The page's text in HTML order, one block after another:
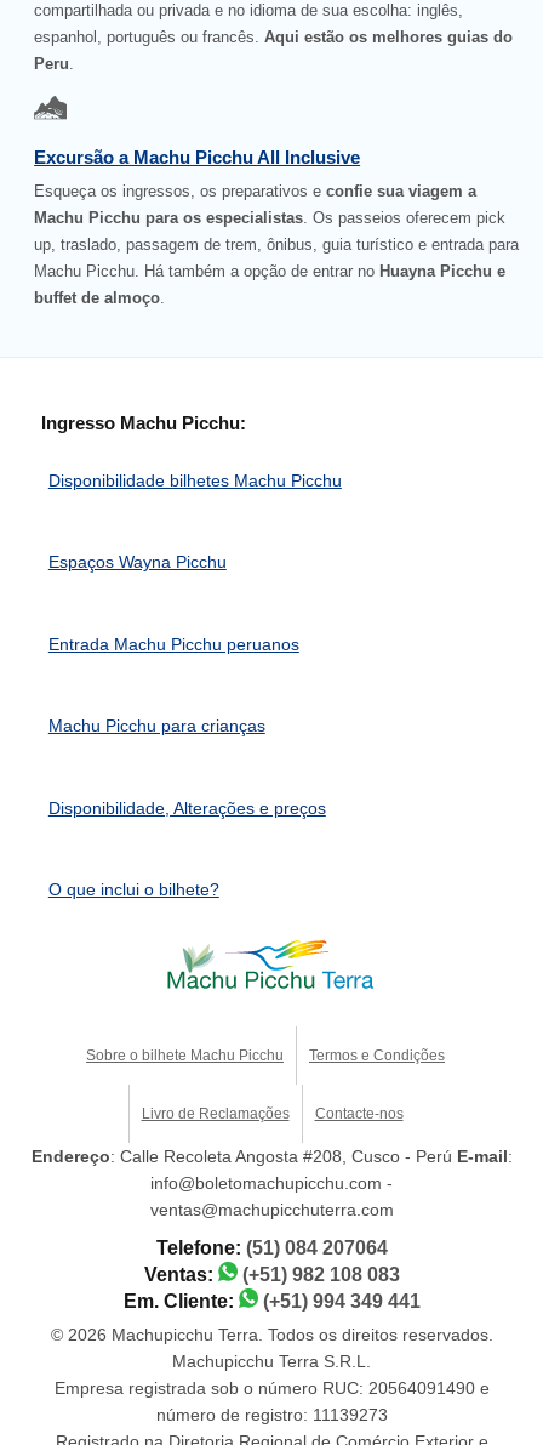
compartilhada ou privada e no idioma de sua escolha: inglês,
espanhol, português ou francês. Aqui estão os melhores guias do
Peru.
Excursão a Machu Picchu All Inclusive
Esqueça os ingressos, os preparativos e confie sua viagem a
Machu Picchu para os especialistas. Os passeios oferecem pick
up, traslado, passagem de trem, ônibus, guia turístico e entrada para
Machu Picchu. Há também a opção de entrar no Huayna Picchu e
buffet de almoço.
Ingresso Machu Picchu:
Disponibilidade bilhetes Machu Picchu
Espaços Wayna Picchu
Entrada Machu Picchu peruanos
Machu Picchu para crianças
Disponibilidade, Alterações e preços
O que inclui o bilhete?
Sobre o bilhete Machu Picchu Termos e Condições
Livro de Reclamações Contacte-nos
Endereço: Calle Recoleta Angosta #208, Cusco - Perú E-mail:
info@boletomachupicchu.com -
ventas@machupicchuterra.com
Telefone: (51) 084 207064
Ventas:
(+51) 982 108 083
Em. Cliente:
(+51) 994 349 441
© 2026 Machupicchu Terra. Todos os direitos reservados.
Machupicchu Terra S.R.L.
Empresa registrada sob o número RUC: 20564091490 e
número de registro: 11139273